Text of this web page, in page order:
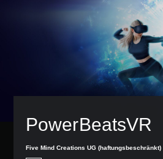
PowerBeatsVR
Five Mind Creations UG (haftungsbeschränkt)